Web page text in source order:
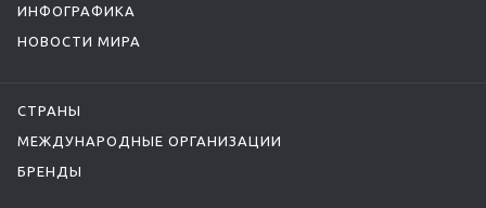
ИНФОГРАФИКА
НОВОСТИ МИРА
СТРАНЫ
МЕЖДУНАРОДНЫЕ ОРГАНИЗАЦИИ
БРЕНДЫ